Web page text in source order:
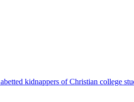
kidnappers of Christian college